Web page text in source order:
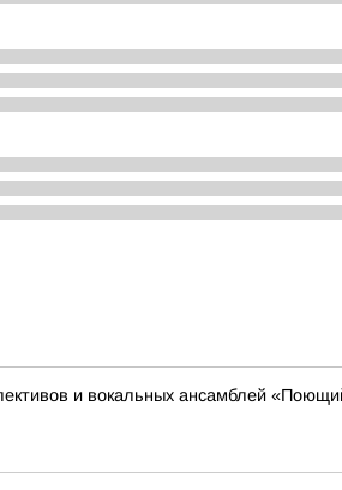
и вокальных ансамблей